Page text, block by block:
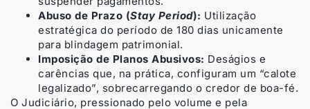
Abuso de Prazo (Stay Period): Utilização
estratégica do período de 180 dias unicamente
para blindagem patrimonial.
Imposição de Planos Abusivos: Deságios e
carências que, na prática, configuram um “calote
legalizado”, sobrecarregando o credor de boa-fé.
O Judiciário, pressionado pelo volume e pela